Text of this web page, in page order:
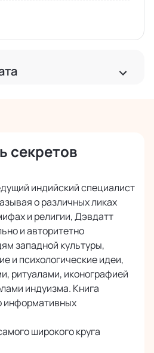
по РФ
за рубеж от 2 000 руб.
почтой
при оформлении заказа
курьеру при получении
банковскими картами
секретов
индийский специалист
о различных ликах
и религии, Дэвдатт
и авторитетно
западной культуры,
и психологические идеи,
ритуалами, иконографией
индуизма. Книга
информативных
широкого круга